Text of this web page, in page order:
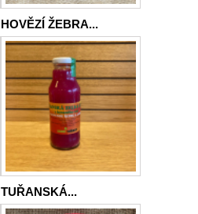
HOVĚZÍ ŽEBRA...
TUŘANSKÁ...